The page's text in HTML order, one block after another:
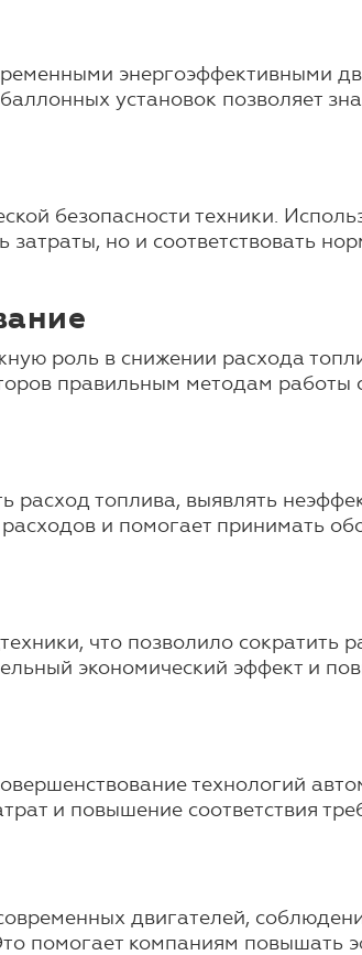
энергоэффективными
установок позволяет
безопасности техники.
но и соответствовать
роль в снижении расхода
правильным методам работы
топлива, выявлять
и помогает принимать
что позволило сократить
экономический эффект и
технологий
и повышение соответствия
двигателей,
помогает компаниям повышать